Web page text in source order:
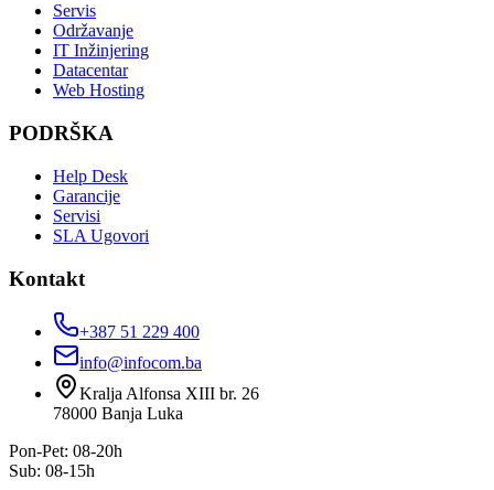
Servis
Održavanje
IT Inžinjering
Datacentar
Web Hosting
PODRŠKA
Help Desk
Garancije
Servisi
SLA Ugovori
Kontakt
+387 51 229 400
info@infocom.ba
Kralja Alfonsa XIII br. 26
78000 Banja Luka
Pon-Pet: 08-20h
Sub: 08-15h